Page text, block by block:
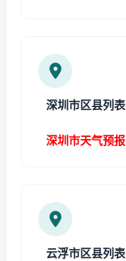
深圳市区县列表
深圳市天气预报
云浮市区县列表